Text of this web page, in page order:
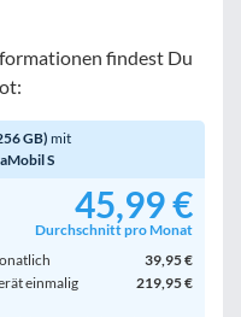
findest Du
GB) mit
S
45,99 €
Durchschnitt pro Monat
39,95 €
einmalig
219,95 €